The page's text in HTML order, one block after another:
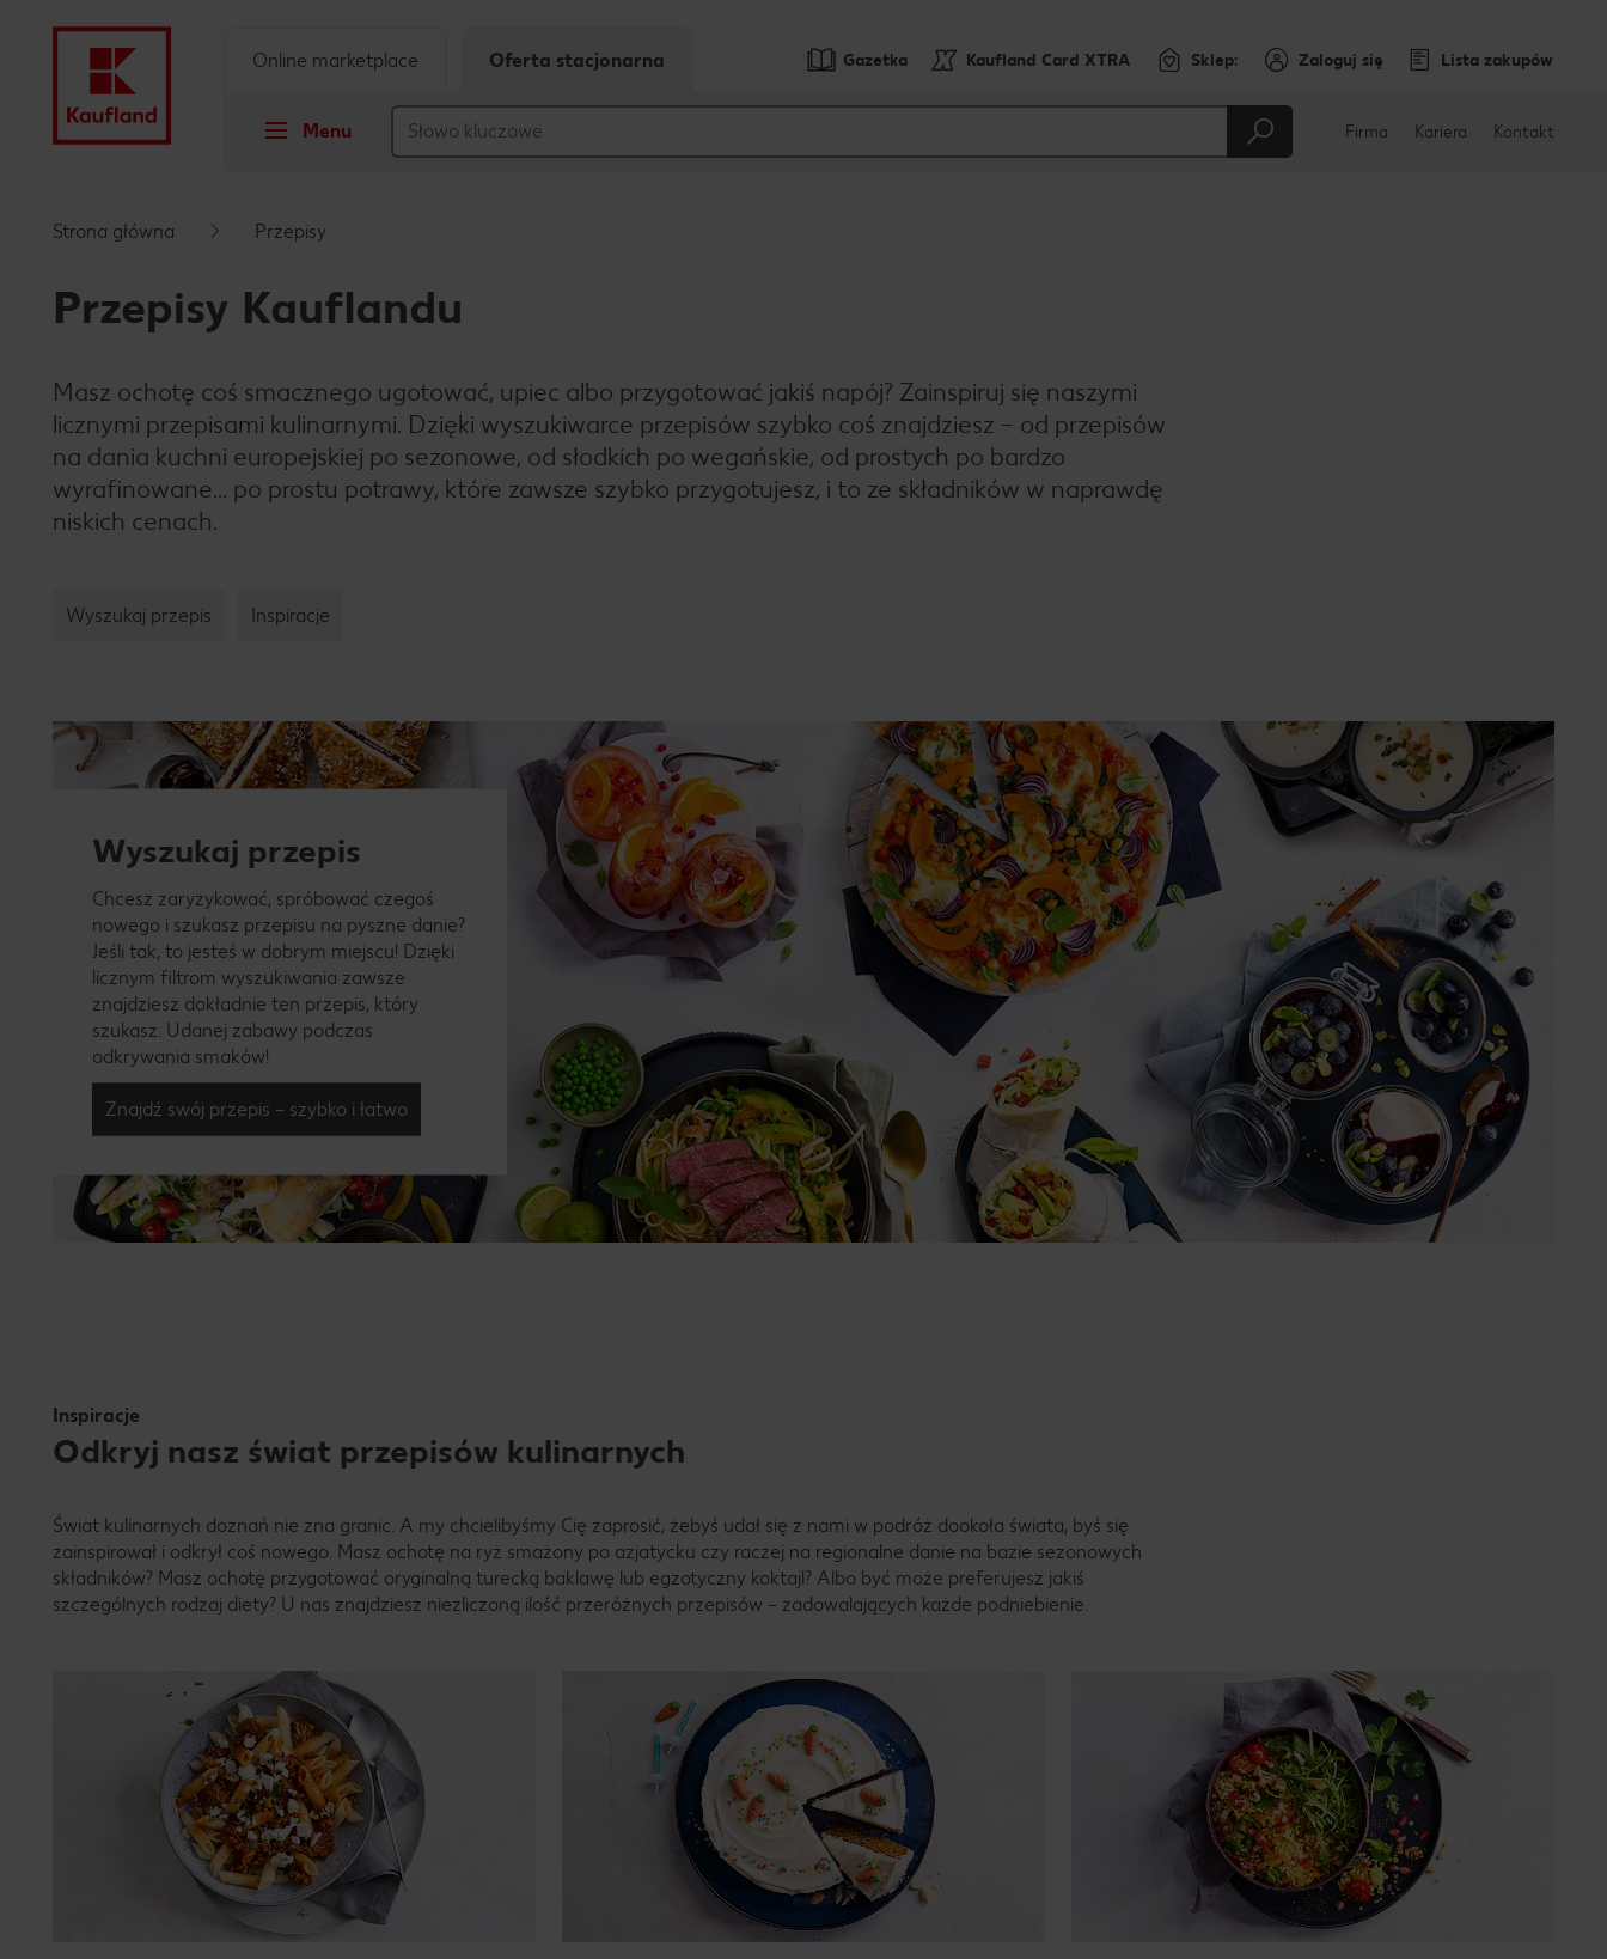
Pływający pasek boczny
Gazetka Kaufland Card XTRA Sklep: Zaloguj się Lista zakupów
Menu
Online marketplace Oferta stacjonarna
Firma Kariera Kontakt
Strona główna Przepisy
Przepisy Kauflandu
Masz ochotę coś smacznego ugotować, upiec albo przygotować jakiś napój? Zainspiruj się naszymi
licznymi przepisami kulinarnymi. Dzięki wyszukiwarce przepisów szybko coś znajdziesz – od przepisów
na dania kuchni europejskiej po sezonowe, od słodkich po wegańskie, od prostych po bardzo
wyrafinowane… po prostu potrawy, które zawsze szybko przygotujesz, i to ze składników w naprawdę
niskich cenach.
Wyszukaj przepis Inspiracje
Wyszukaj przepis
Chcesz zaryzykować, spróbować czegoś
nowego i szukasz przepisu na pyszne danie?
Jeśli tak, to jesteś w dobrym miejscu! Dzięki
licznym filtrom wyszukiwania zawsze
znajdziesz dokładnie ten przepis, który
szukasz. Udanej zabawy podczas
odkrywania smaków!
Znajdź swój przepis – szybko i łatwo
Inspiracje
Odkryj nasz świat przepisów kulinarnych
Świat kulinarnych doznań nie zna granic. A my chcielibyśmy Cię zaprosić, żebyś udał się z nami w podróż dookoła świata, byś się
zainspirował i odkrył coś nowego. Masz ochotę na ryż smażony po azjatycku czy raczej na regionalne danie na bazie sezonowych
składników? Masz ochotę przygotować oryginalną turecką baklawę lub egzotyczny koktajl? Albo być może preferujesz jakiś
szczególnych rodzaj diety? U nas znajdziesz niezliczoną ilość przeróżnych przepisów – zadowalających każde podniebienie.